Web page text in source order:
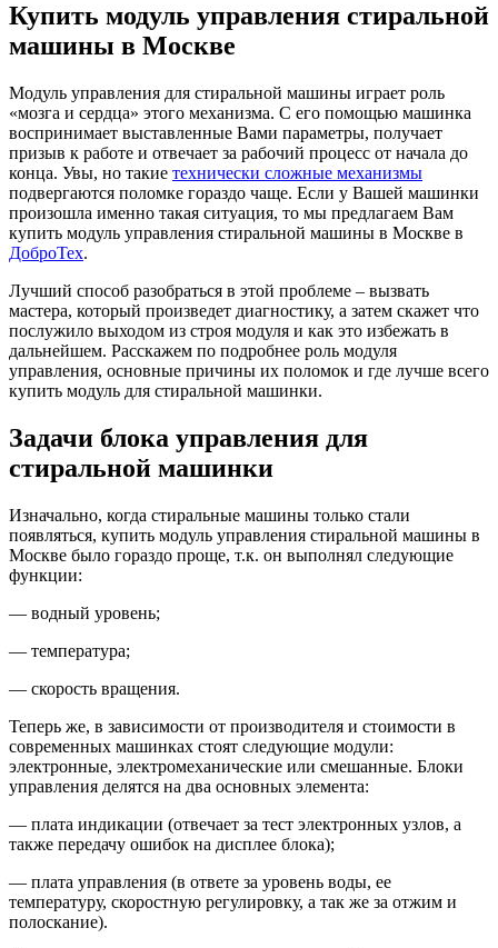
Купить модуль управления стиральной
машины в Москве
Модуль управления для стиральной машины играет роль
«мозга и сердца» этого механизма. С его помощью машинка
воспринимает выставленные Вами параметры, получает
призыв к работе и отвечает за рабочий процесс от начала до
конца. Увы, но такие технически сложные механизмы
подвергаются поломке гораздо чаще. Если у Вашей машинки
произошла именно такая ситуация, то мы предлагаем Вам
купить модуль управления стиральной машины в Москве в
ДоброТех.
Лучший способ разобраться в этой проблеме – вызвать
мастера, который произведет диагностику, а затем скажет что
послужило выходом из строя модуля и как это избежать в
дальнейшем. Расскажем по подробнее роль модуля
управления, основные причины их поломок и где лучше всего
купить модуль для стиральной машинки.
Задачи блока управления для
стиральной машинки
Изначально, когда стиральные машины только стали
появляться, купить модуль управления стиральной машины в
Москве было гораздо проще, т.к. он выполнял следующие
функции:
— водный уровень;
— температура;
— скорость вращения.
Теперь же, в зависимости от производителя и стоимости в
современных машинках стоят следующие модули:
электронные, электромеханические или смешанные. Блоки
управления делятся на два основных элемента:
— плата индикации (отвечает за тест электронных узлов, а
также передачу ошибок на дисплее блока);
— плата управления (в ответе за уровень воды, ее
температуру, скоростную регулировку, а так же за отжим и
полоскание).